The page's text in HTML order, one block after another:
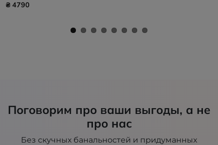
₴ 4790
Поговорим про ваши выгоды, а не
про нас
Без скучных банальностей и придуманных